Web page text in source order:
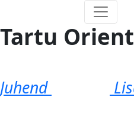
Tartu
Juhend